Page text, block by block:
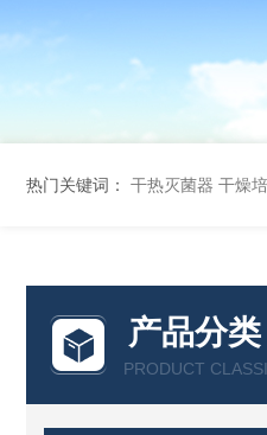
热门关键词： 干热灭菌器 干燥
产品分类
PRODUCT